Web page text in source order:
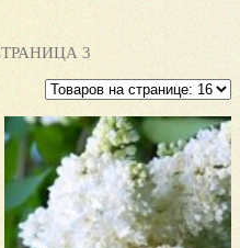
3